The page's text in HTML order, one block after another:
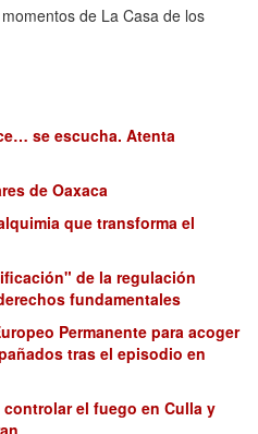
de La Casa de los
se escucha. Atenta
de Oaxaca
que transforma el
de la regulación
fundamentales
Permanente para acoger
tras el episodio en
el fuego en Culla y